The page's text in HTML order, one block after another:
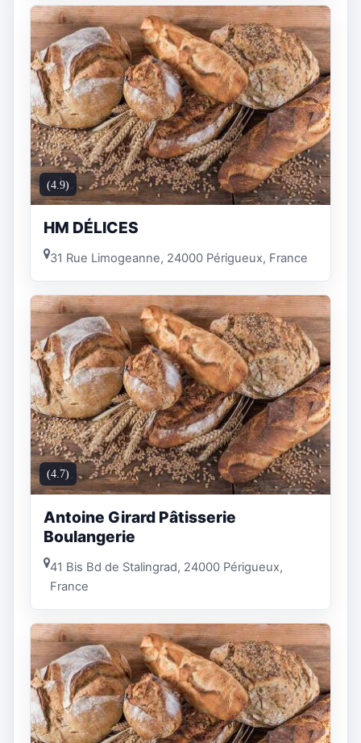
(4.9)
HM DÉLICES
31 Rue Limogeanne, 24000 Périgueux, France
(4.7)
Antoine Girard Pâtisserie
Boulangerie
41 Bis Bd de Stalingrad, 24000 Périgueux,
France